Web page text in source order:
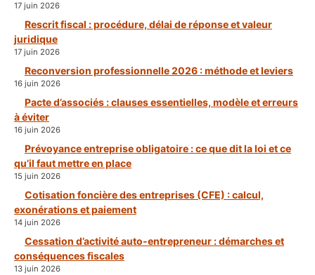
17 juin 2026
Rescrit fiscal : procédure, délai de réponse et valeur
juridique
17 juin 2026
Reconversion professionnelle 2026 : méthode et leviers
16 juin 2026
Pacte d’associés : clauses essentielles, modèle et erreurs
à éviter
16 juin 2026
Prévoyance entreprise obligatoire : ce que dit la loi et ce
qu’il faut mettre en place
15 juin 2026
Cotisation foncière des entreprises (CFE) : calcul,
exonérations et paiement
14 juin 2026
Cessation d’activité auto-entrepreneur : démarches et
conséquences fiscales
13 juin 2026